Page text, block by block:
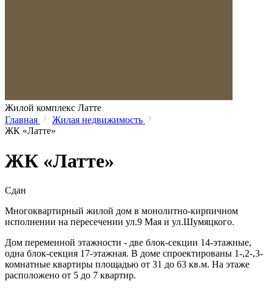
Жилой комплекс Латте
Главная
Жилая недвижимость
ЖК «Латте»
ЖК «Латте»
Сдан
Многоквартирный жилой дом в монолитно-кирпичном
исполнении на пересечении ул.9 Мая и ул.Шумяцкого.
Дом переменной этажности - две блок-секции 14-этажные,
одна блок-секция 17-этажная. В доме спроектированы 1-,2-,3-
комнатные квартиры площадью от 31 до 63 кв.м. На этаже
расположено от 5 до 7 квартир.